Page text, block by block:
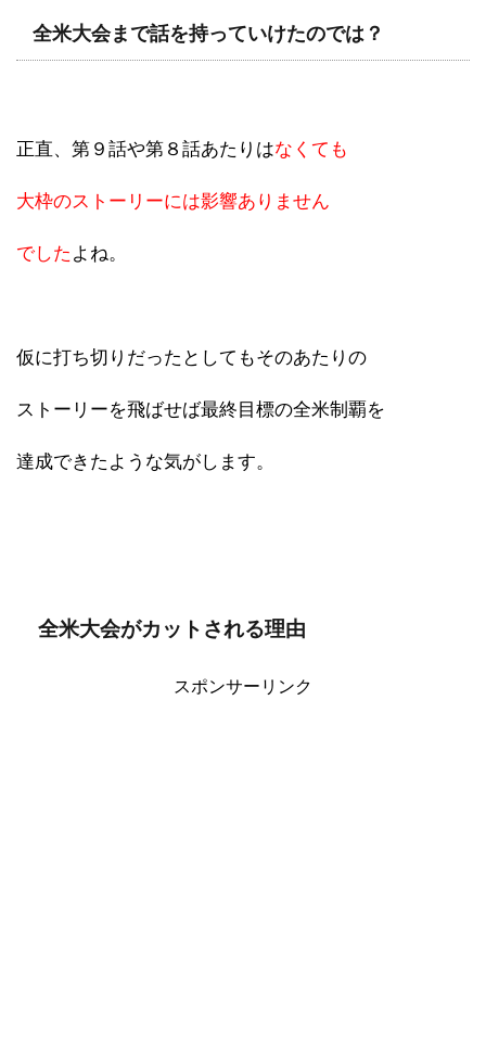
全米大会まで話を持っていけたのでは？
正直、第９話や第８話あたりはなくても
大枠のストーリーには影響ありません
でした よね。
仮に打ち切りだったとしてもそのあたりの
ストーリーを飛ばせば最終目標の全米制覇を
達成できたような気がします。
全米大会がカットされる理由
スポンサーリンク